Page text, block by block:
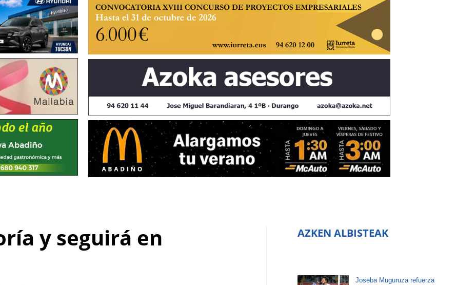
y seguirá en
AZKEN ALBISTEAK
Joseba Muguruza refuerza